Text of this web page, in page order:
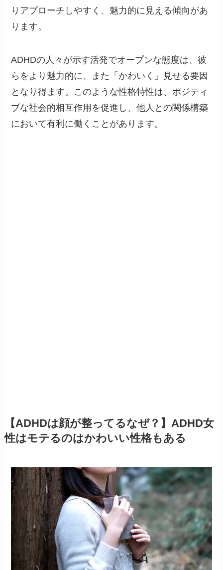
りアプローチしやすく、魅力的に見える傾向があ
ります。
ADHDの人々が示す活発でオープンな態度は、彼
らをより魅力的に、また「かわいく」見せる要因
となり得ます。このような性格特性は、ポジティ
ブな社会的相互作用を促進し、他人との関係構築
において有利に働くことがあります。
【ADHDは顔が整ってるなぜ？】ADHD女
性はモテるのはかわいい性格もある